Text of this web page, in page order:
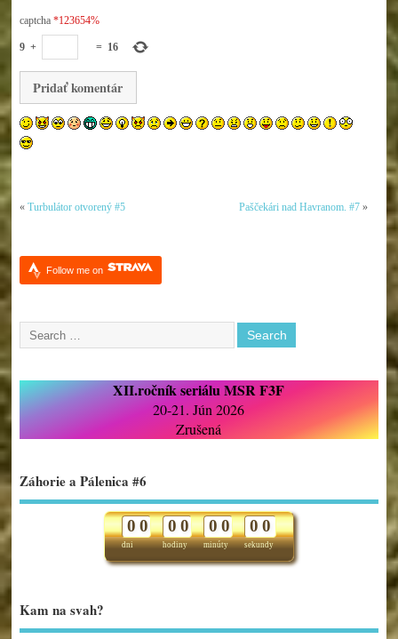
captcha*123654%
9 + = 16
« Turbulátor otvorený #5 Paščekári nad Havranom. #7»
Follow me on
XII.ročník seriálu MSR F3F
20-21. Jún 2026
Zrušená
Záhorie a Pálenica #6
dni
0 0
hodiny
0 0
minúty
0 0
sekundy
0 0
Kam na svah?